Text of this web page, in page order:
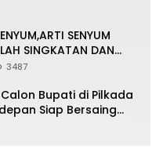
SENYUM
SINGKATAN DAN
3487
Bupati di Pilkada
Siap Bersaing